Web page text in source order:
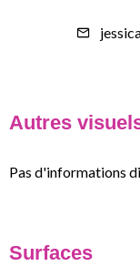
Autres
Pas d'informations
Surfaces